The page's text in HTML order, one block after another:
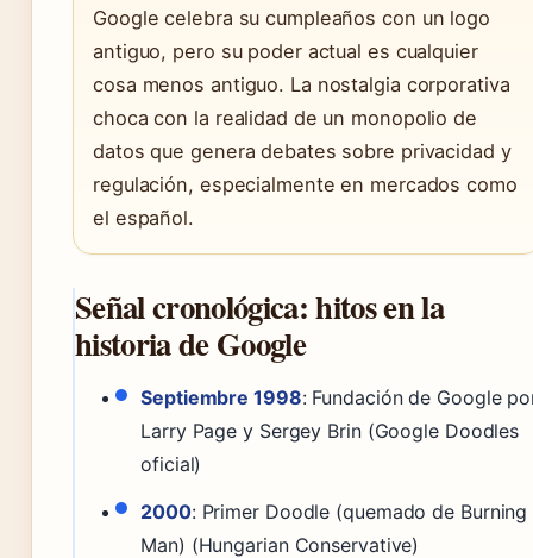
Google celebra su cumpleaños con un logo
antiguo, pero su poder actual es cualquier
cosa menos antiguo. La nostalgia corporativa
choca con la realidad de un monopolio de
datos que genera debates sobre privacidad y
regulación, especialmente en mercados como
el español.
Señal cronológica: hitos en la
historia de Google
Septiembre 1998: Fundación de Google
Larry Page y Sergey Brin (Google Doodles
oficial)
2000: Primer Doodle (quemado de Burning
Man) (Hungarian Conservative)